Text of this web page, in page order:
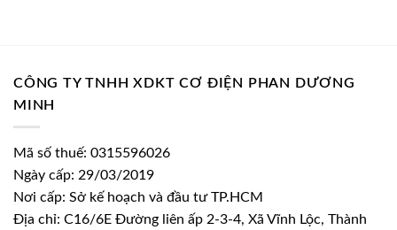
CÔNG TY TNHH XDKT CƠ ĐIỆN PHAN DƯƠNG
MINH
Mã số thuế: 0315596026
Ngày cấp: 29/03/2019
Nơi cấp: Sở kế hoạch và đầu tư TP.HCM
Địa chỉ: C16/6E Đường liên ấp 2-3-4, Xã Vĩnh Lộc, Thành